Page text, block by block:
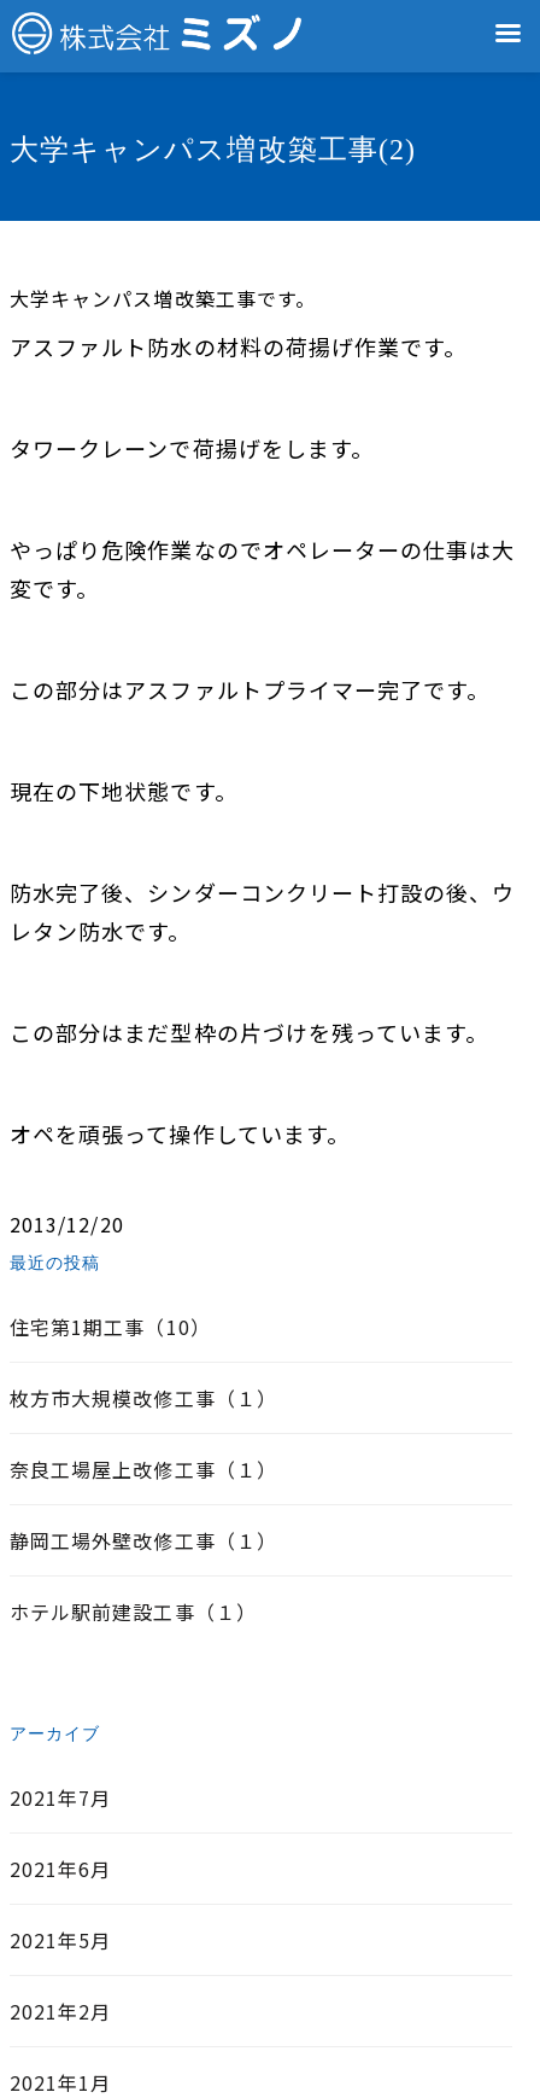
大学キャンパス増改築工事(2)
大学キャンパス増改築工事です。
アスファルト防水の材料の荷揚げ作業です。
タワークレーンで荷揚げをします。
やっぱり危険作業なのでオペレーターの仕事は大
変です。
この部分はアスファルトプライマー完了です。
現在の下地状態です。
防水完了後、シンダーコンクリート打設の後、ウ
レタン防水です。
この部分はまだ型枠の片づけを残っています。
オペを頑張って操作しています。
2013/12/20
最近の投稿
住宅第1期工事（10）
枚方市大規模改修工事（１）
奈良工場屋上改修工事（１）
静岡工場外壁改修工事（１）
ホテル駅前建設工事（１）
アーカイブ
2021年7月
2021年6月
2021年5月
2021年2月
2021年1月